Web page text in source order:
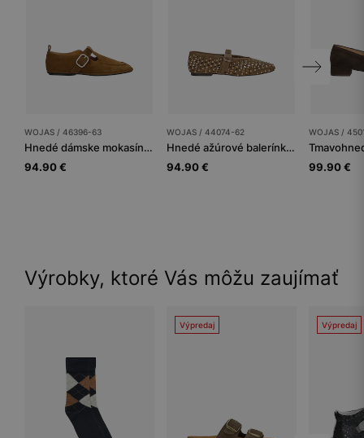
WOJAS / 46396-63
Hnedé dámske mokasíny z velúru
94.90 €
WOJAS / 44074-62
Hnedé ažúrové balerínky so zlatými nitmi
94.90 €
WOJAS /
99.90 €
Výrobky, ktoré Vás môžu zaujímať
Výpredaj Výpredaj